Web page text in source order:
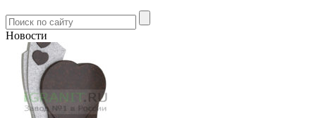
Новости